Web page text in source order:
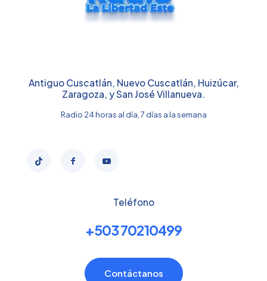
Antiguo Cuscatlán, Nuevo Cuscatlán, Huizúcar,
Zaragoza, y San José Villanueva.
Radio 24 horas al día, 7 días a la semana
Teléfono
+503 70210499
Contáctanos